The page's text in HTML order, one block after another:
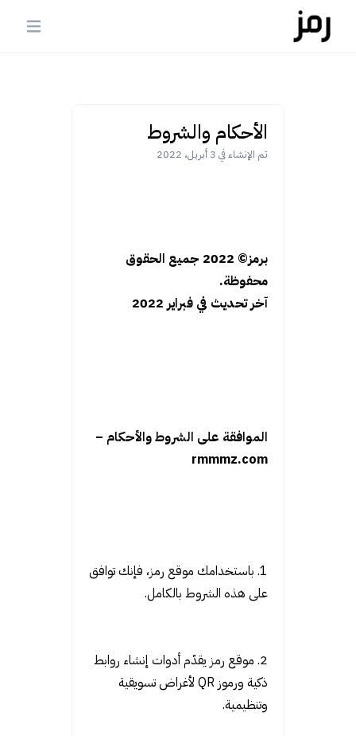
الأحكام والشروط
تم الإنشاء في 3 أبريل، 2022
برمز© 2022 جميع الحقوق
محفوظة.
آخر تحديث في فبراير 2022
الموافقة على الشروط والأحكام –
rmmmz.com
1. باستخدامك موقع رمز، فإنك توافق
على هذه الشروط بالكامل.
2. موقع رمز يقدّم أدوات إنشاء روابط
ذكية ورموز QR لأغراض تسويقية
وتنظيمية.